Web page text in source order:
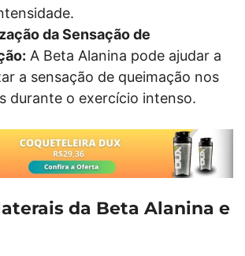
da Sensação de
A Beta Alanina pode ajudar a
a sensação de queimação nos
durante o exercício intenso.
da Beta Alanina e